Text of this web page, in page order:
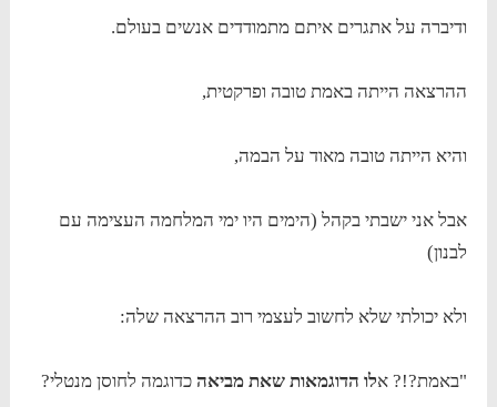
ודיברה על אתגרים איתם מתמודדים אנשים בעולם.
ההרצאה הייתה באמת טובה ופרקטית,
והיא הייתה טובה מאוד על הבמה,
אבל אני ישבתי בקהל (הימים היו ימי המלחמה העצימה עם
לבנון)
ולא יכולתי שלא לחשוב לעצמי רוב ההרצאה שלה:
"באמת?!? אלו הדוגמאות שאת מביאה כדוגמה לחוסן מנטלי?